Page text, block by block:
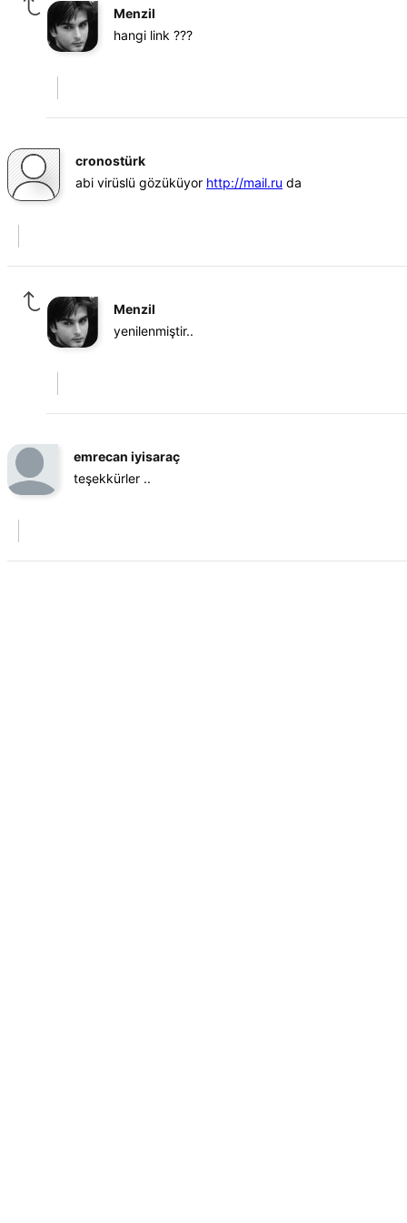
Menzil
hangi link ???
cronostürk
abi virüslü gözüküyor http://mail.ru da
Menzil
yenilenmiştir..
emrecan iyisaraç
teşekkürler ..